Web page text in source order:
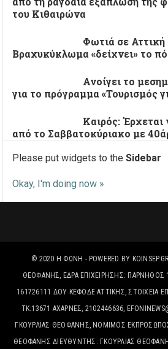
του Κιθαιρώνα
Φωτιά σε Αττική
Βραχυκύκλωμα «δείχνει» το
Ανοίγει το
για το πρόγραμμα «Τουρισμός
Καιρός: Έρχεται
από το Σαββατοκύριακο με
Please put widgets to theSidebar
Okay, I'm doing now »
© 2020 Η ΦΩΝΉ - POWERED BY KOINSEP.GR
ΘΕΟΦΑΝΗΣ, ΈΔΡΑ ΕΠΙΧΕΙΡΗΣΗΣ: ΠΑΡΝΗΘΟΣ
161726111 ΔΟΥ ΚΕΦΟΔΕ ΑΤΤΙΚΗΣ, ΣΤΟΙΧΕΊΑ
ΤΚ:13671 ΑΧΑΡΝΕΣ, 2102446636,
ΓΚΟΥΡΛΙΑΣ ΘΕΟΦΑΝΗΣ, ΝΟΜΙΜΟΣ
ΘΕΟΦΑΝΗΣ ΔΙΕΥΘΥΝΤΗΣ: ΓΚΟΥΡΛΙΑΣ